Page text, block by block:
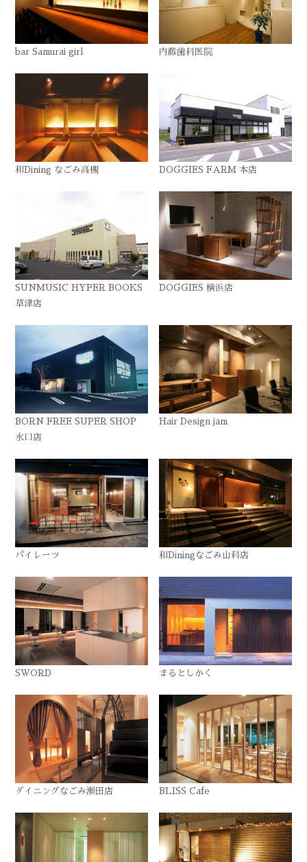
bar Samurai girl 内藤歯科医院
和Dining なごみ高槻 DOGGIES FARM 本店
SUNMUSIC HYPER BOOKS
草津店
DOGGIES 横浜店
BORN FREE SUPER SHOP
水口店
Hair Design jam
パイレーツ 和Diningなごみ山科店
SWORD まるとしかく
ダイニングなごみ瀬田店 BLISS Cafe